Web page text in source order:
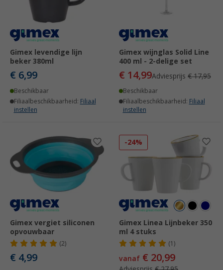
Gimex levendige lijn
beker 380ml
€ 6,99
Beschikbaar
Filiaalbeschikbaarheid: Filiaal
instellen
Gimex wijnglas Solid Line
400 ml - 2-delige set
€ 14,99Adviesprijs € 17,95
Beschikbaar
Filiaalbeschikbaarheid: Filiaal
instellen
Gimex vergiet siliconen
opvouwbaar
(2)
€ 4,99
-24%
Gimex Linea Lijnbeker 350
ml 4 stuks
(1)
vanaf € 20,99